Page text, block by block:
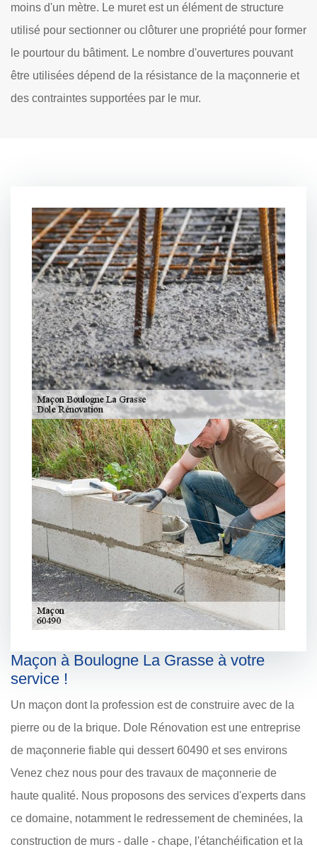
moins d'un mètre. Le muret est un élément de structure
utilisé pour sectionner ou clôturer une propriété pour former
le pourtour du bâtiment. Le nombre d'ouvertures pouvant
être utilisées dépend de la résistance de la maçonnerie et
des contraintes supportées par le mur.
Maçon à Boulogne La Grasse à votre
service !
Un maçon dont la profession est de construire avec de la
pierre ou de la brique. Dole Rénovation est une entreprise
de maçonnerie fiable qui dessert 60490 et ses environs
Venez chez nous pour des travaux de maçonnerie de
haute qualité. Nous proposons des services d'experts dans
ce domaine, notamment le redressement de cheminées, la
construction de murs - dalle - chape, l'étanchéification et la